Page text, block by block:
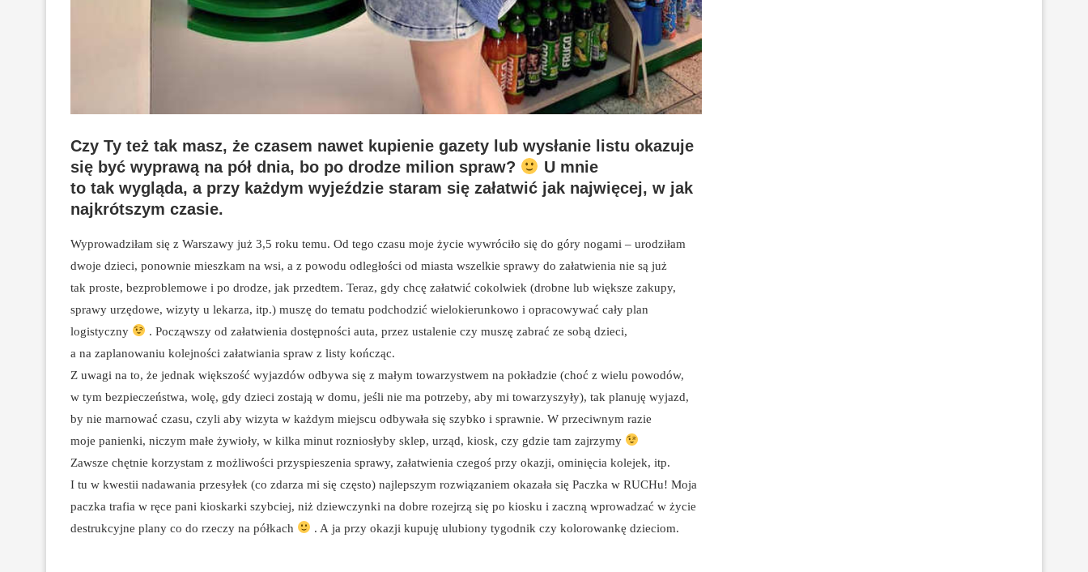
Czy Ty też tak masz, że czasem nawet kupienie gazety lub wysłanie listu okazuje
się być wyprawą na pół dnia, bo po drodze milion spraw?
U mnie
to tak wygląda, a przy każdym wyjeździe staram się załatwić jak najwięcej, w jak
najkrótszym czasie.
Wyprowadziłam się z Warszawy już 3,5 roku temu. Od tego czasu moje życie wywróciło się do góry nogami – urodziłam
dwoje dzieci, ponownie mieszkam na wsi, a z powodu odległości od miasta wszelkie sprawy do załatwienia nie są już
tak proste, bezproblemowe i po drodze, jak przedtem. Teraz, gdy chcę załatwić cokolwiek (drobne lub większe zakupy,
sprawy urzędowe, wizyty u lekarza, itp.) muszę do tematu podchodzić wielokierunkowo i opracowywać cały plan
logistyczny
. Począwszy od załatwienia dostępności auta, przez ustalenie czy muszę zabrać ze sobą dzieci,
a na zaplanowaniu kolejności załatwiania spraw z listy kończąc.
Z uwagi na to, że jednak większość wyjazdów odbywa się z małym towarzystwem na pokładzie (choć z wielu powodów,
w tym bezpieczeństwa, wolę, gdy dzieci zostają w domu, jeśli nie ma potrzeby, aby mi towarzyszyły), tak planuję wyjazd,
by nie marnować czasu, czyli aby wizyta w każdym miejscu odbywała się szybko i sprawnie. W przeciwnym razie
moje panienki, niczym małe żywioły, w kilka minut rozniosłyby sklep, urząd, kiosk, czy gdzie tam zajrzymy
Zawsze chętnie korzystam z możliwości przyspieszenia sprawy, załatwienia czegoś przy okazji, ominięcia kolejek, itp.
I tu w kwestii nadawania przesyłek (co zdarza mi się często) najlepszym rozwiązaniem okazała się Paczka w RUCHu! Moja
paczka trafia w ręce pani kioskarki szybciej, niż dziewczynki na dobre rozejrzą się po kiosku i zaczną wprowadzać w życie
destrukcyjne plany co do rzeczy na półkach
. A ja przy okazji kupuję ulubiony tygodnik czy kolorowankę dzieciom.